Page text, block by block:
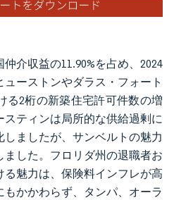
介収益の11.90%を占め、2024
ーストンやダラス・フォート
る2桁の新築住宅許可件数の増
ティンは局所的な供給過剰に
ましたが、サンベルトの魅力
した。フロリダ州の退職者お
る魅力は、保険料インフレが高
かかわらず、タンパ、オーラ